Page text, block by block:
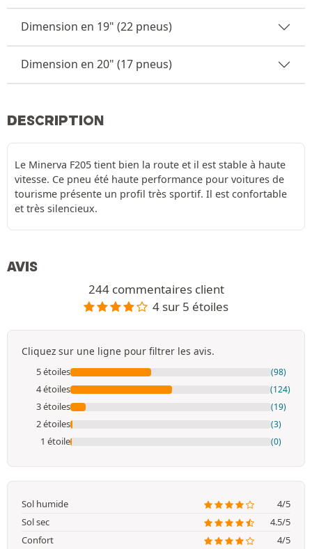
Dimension en 19" (22 pneus)
Dimension en 20" (17 pneus)
DESCRIPTION
Le Minerva F205 tient bien la route et il est stable à haute
vitesse. Ce pneu été haute performance pour voitures de
tourisme présente un profil très sportif. Il est confortable
et très silencieux.
AVIS
244 commentaires client
4 sur 5 étoiles
Cliquez sur une ligne pour filtrer les avis.
5 étoiles (98)
4 étoiles (124)
3 étoiles (19)
2 étoiles (3)
1 étoile (0)
Sol humide
4/5
Sol sec
4.5/5
Confort
4/5